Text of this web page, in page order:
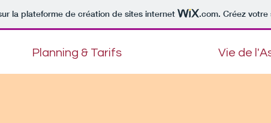
la plateforme de création de sites internet .com. Créez
Planning & Tarifs Vie de